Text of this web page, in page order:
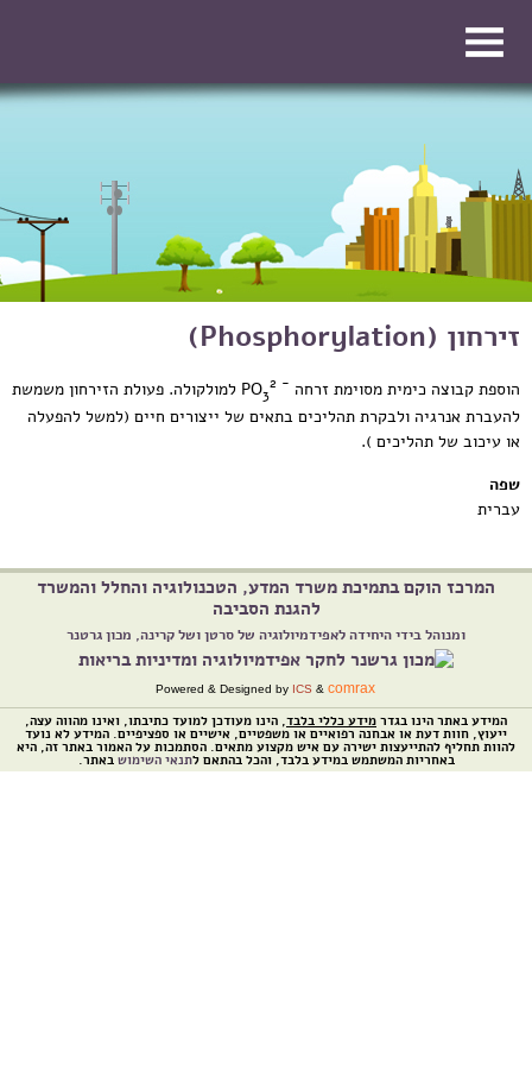
זירחון (Phosphorylation)
הוספת קבוצה כימית מסוימת זרחה -
3
2
למולקולה. פעולת הזירחון משמשת
להעברת אנרגיה ולבקרת תהליכים בתאים של ייצורים חיים (למשל להפעלה
או עיכוב של תהליכים ).
שפה
עברית
המרכז הוקם בתמיכת משרד המדע, הטכנולוגיה והחלל והמשרד
להגנת הסביבה
ומנוהל בידי היחידה לאפידמיולוגיה של סרטן ושל קרינה, מכון גרטנר
Powered & Designed by ICS &comrax
המידע באתר הינו בגדר מידע כללי בלבד, הינו מעודכן למועד כתיבתו, ואינו מהווה עצה,
ייעוץ, חוות דעת או אבחנה רפואיים או משפטיים, אישיים או ספציפיים. המידע לא נועד
להוות תחליף להתייעצות ישירה עם איש מקצוע מתאים. הסתמכות על האמור באתר זה, היא
באחריות המשתמש במידע בלבד, והכל בהתאם לתנאי השימוש באתר.